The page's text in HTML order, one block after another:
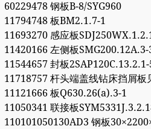
60229478 钢板B-8/SYG960
11794748 板BM2.1.7-1
11693270 感应板
11420166 左侧板SMG200.12A.3-
11544657 封板2SAP120C.13.2.1-
11718757 杆头端盖线钻床挡屑板
11121666 板Q630.26(a).3-1
11050341 联接板
110101050130AD3 钢板